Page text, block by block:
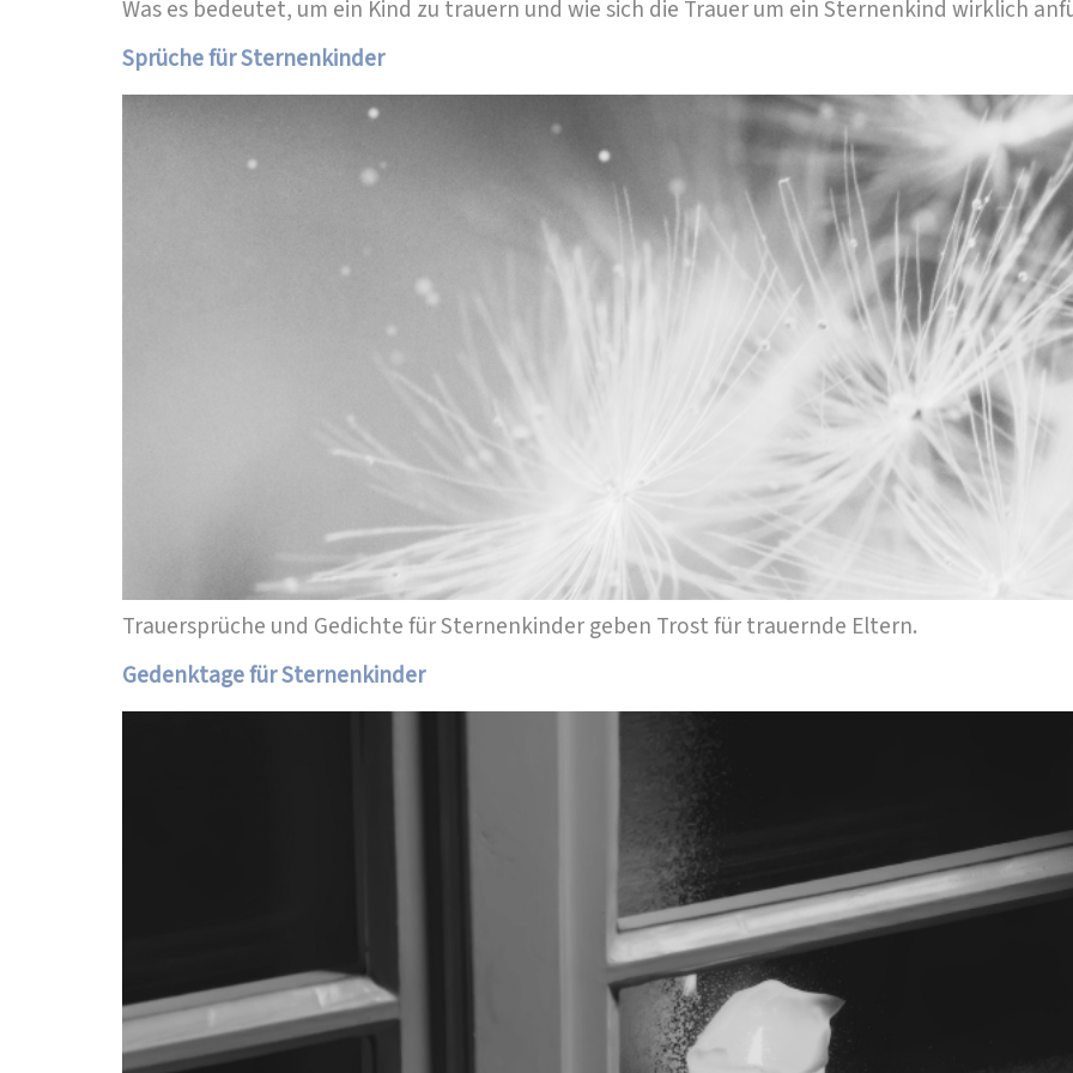
Was es bedeutet, um ein Kind zu trauern und wie sich die Trauer um ein Sternenkind wirklich
Sprüche für Sternenkinder
Trauersprüche und Gedichte für Sternenkinder geben Trost für trauernde Eltern.
Gedenktage für Sternenkinder